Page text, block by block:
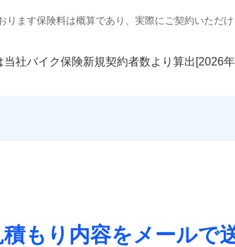
ります保険料は概算であり、実際にご契約いただ
当社 新規契約者数より算出[ 年
もり内容をメールで